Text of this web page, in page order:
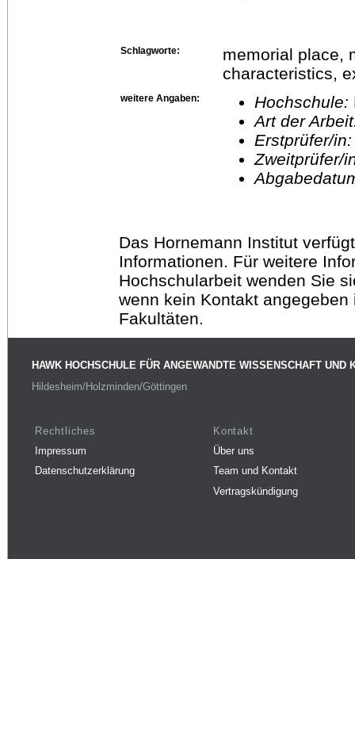
Schlagworte:
memorial place,
characteristics,
weitere Angaben: Hochschule:
Art der
Erstprüfer/
Das Hornemann Institut
Informationen. Für weitere
Hochschularbeit wenden Sie
wenn kein Kontakt
Fakultäten.
HAWK HOCHSCHULE FÜR ANGEWANDTE WISSENSCHAFT UND
Hildesheim/Holzminden/Göttingen
Rechtliches
Impressum
Datenschutzerklärung
Kontakt
Über uns
Team und Kontakt
Vertragskündigung